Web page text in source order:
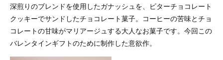
深煎りのブレンドを使用したガナッシュを、ビターチョコレート
クッキーでサンドしたチョコレート菓子。コーヒーの苦味とチョ
コレートの甘味がマリアージュする大人なお菓子です。今回この
バレンタインギフトのために制作した意欲作。